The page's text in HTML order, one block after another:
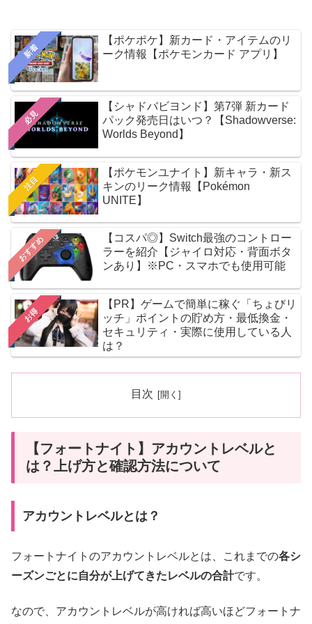
新着
【ポケポケ】新カード・アイテムのリ
ーク情報【ポケモンカード アプリ】
必見
【シャドバビヨンド】第7弾 新カード
パック発売日はいつ？【Shadowverse:
Worlds Beyond】
注目
【ポケモンユナイト】新キャラ・新ス
キンのリーク情報【Pokémon
UNITE】
おすすめ
【コスパ◎】Switch最強のコントロー
ラーを紹介【ジャイロ対応・背面ボタ
ンあり】※PC・スマホでも使用可能
お得
【PR】ゲームで簡単に稼ぐ「ちょびリ
ッチ」ポイントの貯め方・最低換金・
セキュリティ・実際に使用している人
は？
目次
【フォートナイト】アカウントレベルと
は？上げ方と確認方法について
アカウントレベルとは？
フォートナイトのアカウントレベルとは、 これまでの各シ
ーズンごとに自分が上げてきたレベルの合計です。
なので、アカウントレベルが高ければ高いほどフォートナ